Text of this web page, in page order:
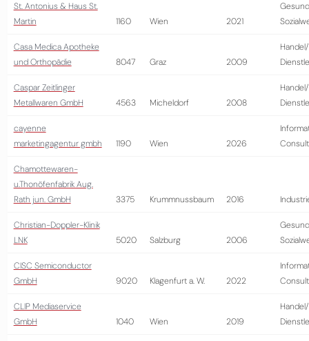
St. Antonius & Haus St.
Martin
1160 Wien 2021
Casa Medica Apotheke
und Orthopädie
8047 Graz 2009
Handel/
Caspar Zeitlinger
Metallwaren GmbH
4563 Micheldorf 2008
Handel/
cayenne
marketingagentur gmbh
1190 Wien 2026
Chamottewaren-
u.Thonöfenfabrik Aug.
Rath jun. GmbH
3375 Krummnussbaum 2016
Christian-Doppler-Klinik
LNK
5020 Salzburg 2006
CISC Semiconductor
GmbH
9020 Klagenfurt a. W. 2022
CLIP Mediaservice
GmbH
1040 Wien 2019
Handel/